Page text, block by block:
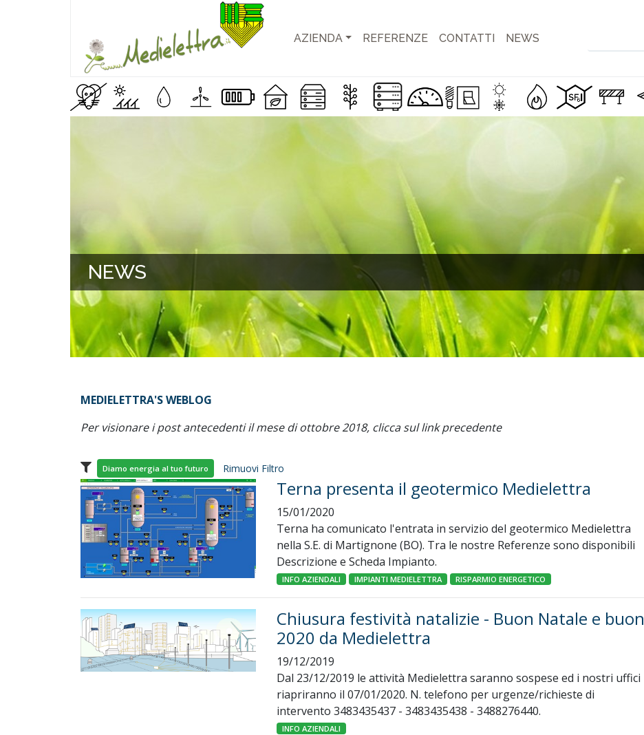
AZIENDA REFERENZE CONTATTI NEWS
NEWS
MEDIELETTRA'S WEBLOG
Per visionare i post antecedenti il mese di ottobre 2018, clicca sul link precedente
Diamo energia al tuo futuro Rimuovi Filtro
Terna presenta il geotermico Medielettra
15/01/2020
Terna ha comunicato l'entrata in servizio del geotermico Medielettra
nella S.E. di Martignone (BO). Tra le nostre Referenze sono disponibili
Descrizione e Scheda Impianto.
INFO AZIENDALI IMPIANTI MEDIELETTRA RISPARMIO ENERGETICO
Chiusura festività natalizie - Buon Natale e buon
2020 da Medielettra
19/12/2019
Dal 23/12/2019 le attività Medielettra saranno sospese ed i nostri uffici
riapriranno il 07/01/2020. N. telefono per urgenze/richieste di
intervento 3483435437 - 3483435438 - 3488276440.
INFO AZIENDALI